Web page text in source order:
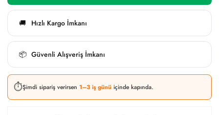
🚚 Hızlı Kargo İmkanı
📦 Güvenli Alışveriş İmkanı
⏱️Şimdi sipariş verirsen 1–3 iş günü içinde kapında.